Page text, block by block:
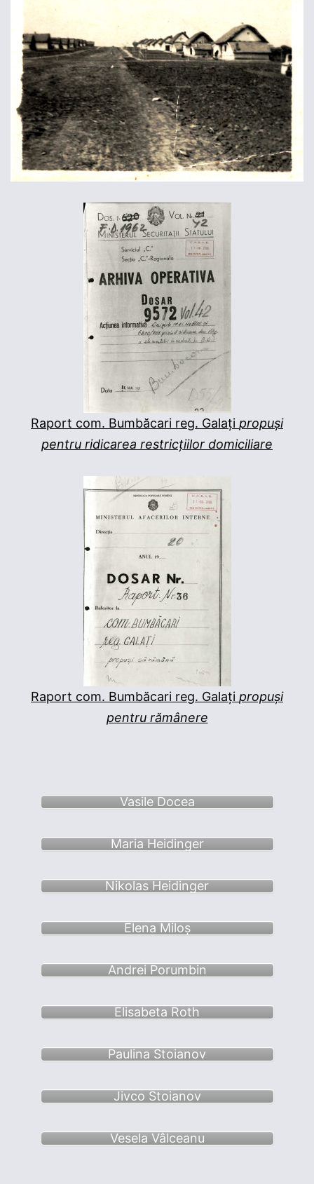
Raport com. Bumbăcari reg. Galați propuși
pentru ridicarea restricțiilor domiciliare
Raport com. Bumbăcari reg. Galați propuși
pentru rămânere
Vasile Docea
Maria Heidinger
Nikolas Heidinger
Elena Miloș
Andrei Porumbin
Elisabeta Roth
Paulina Stoianov
Jivco Stoianov
Vesela Vâlceanu